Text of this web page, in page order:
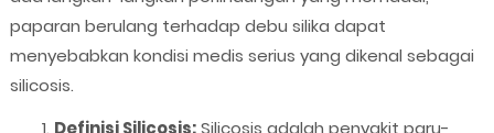
paparan berulang terhadap debu silika dapat
menyebabkan kondisi medis serius yang dikenal sebagai
silicosis.
Definisi Silicosis:Silicosis adalah penyakit paru-